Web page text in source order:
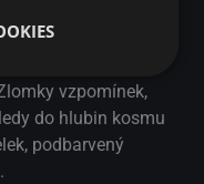
la luz (2010) to bylo
na cestě za
režimu, v
vzpomínek,
do hlubin kosmu
podbarvený